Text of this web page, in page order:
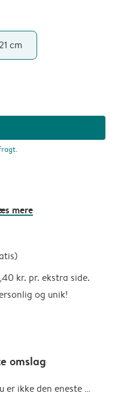
cm
.
mere
kr. pr. ekstra side.
og unik!
omslag
er ikke den eneste …